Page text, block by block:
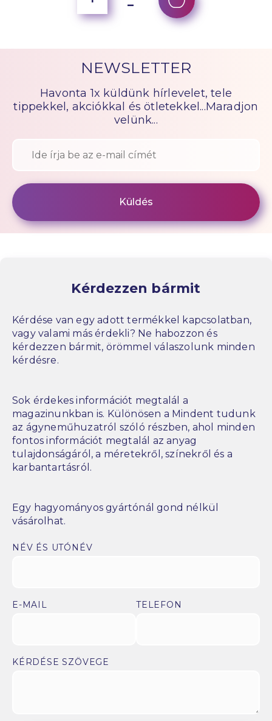
NEWSLETTER
Havonta 1x küldünk hírlevelet, tele
tippekkel, akciókkal és ötletekkel...Maradjon
velünk...
Kérdezzen bármit
Kérdése van egy adott termékkel kapcsolatban,
vagy valami más érdekli? Ne habozzon és
kérdezzen bármit, örömmel válaszolunk minden
kérdésre.
Sok érdekes információt megtalál a
magazinunkban is. Különösen a Mindent tudunk
az ágyneműhuzatról szóló részben, ahol minden
fontos információt megtalál az anyag
tulajdonságáról, a méretekről, színekről és a
karbantartásról.
Egy hagyományos gyártónál gond nélkül
vásárolhat.
NÉV ÉS UTÓNÉV
E-MAIL TELEFON
KÉRDÉSE SZÖVEGE